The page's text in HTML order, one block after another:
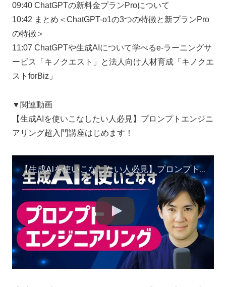
09:40 ChatGPTの新料金プランProについて
10:42 まとめ＜ChatGPT-o1の3つの特徴と新プランPro
の特徴＞
11:07 ChatGPTや生成AIについて学べるe-ラーニングサ
ービス「キノクエスト」と法人向け人材育成「キノクエ
ストforBiz」
▼関連動画
【生成AIを使いこなしたい人必見】プロンプトエンジニ
アリング超入門講座はじめます！
【生成AIを使いこなしたい人必見】プロンプトエンジニアリング超入門講座はじめます！